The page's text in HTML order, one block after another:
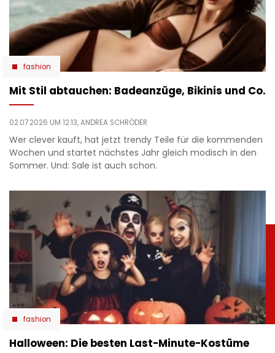
fashion
Mit Stil abtauchen: Badeanzüge, Bikinis und Co.
02.07.2026 UM 12:13,ANDREA SCHRÖDER
Wer clever kauft, hat jetzt trendy Teile für die kommenden
Wochen und startet nächstes Jahr gleich modisch in den
Sommer. Und: Sale ist auch schon.
fashion
Halloween: Die besten Last-Minute-Kostüme